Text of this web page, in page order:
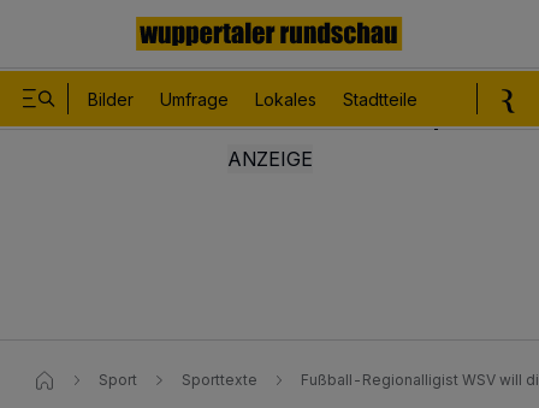
Bilder Umfrage Lokales Stadtteile
Sport Sporttexte Fußball-Regionalligist WSV will